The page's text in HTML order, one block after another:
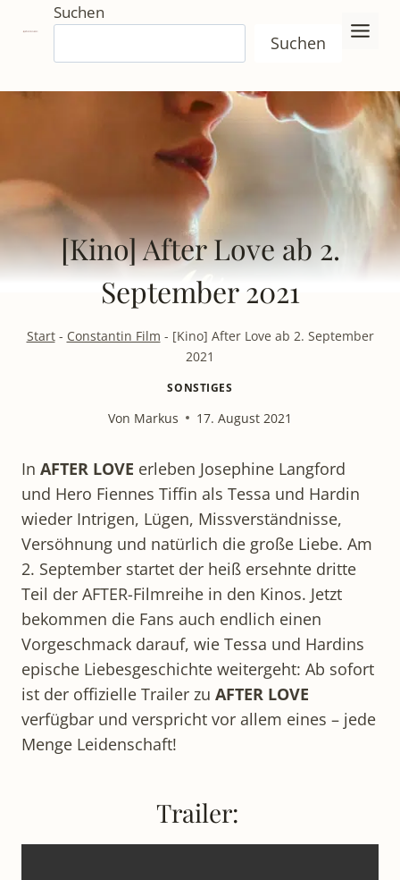
Inhalt
springen
Suchen
Suchen
[Kino] After Love ab 2.
September 2021
Start- Constantin Film - [Kino] After Love ab 2. September
2021
SONSTIGES
Von Markus 17. August 2021
In AFTER LOVE erleben Josephine Langford
und Hero Fiennes Tiffin als Tessa und Hardin
wieder Intrigen, Lügen, Missverständnisse,
Versöhnung und natürlich die große Liebe. Am
2. September startet der heiß ersehnte dritte
Teil der AFTER-Filmreihe in den Kinos. Jetzt
bekommen die Fans auch endlich einen
Vorgeschmack darauf, wie Tessa und Hardins
epische Liebesgeschichte weitergeht: Ab sofort
ist der offizielle Trailer zu AFTER LOVE
verfügbar und verspricht vor allem eines – jede
Menge Leidenschaft!
Trailer: